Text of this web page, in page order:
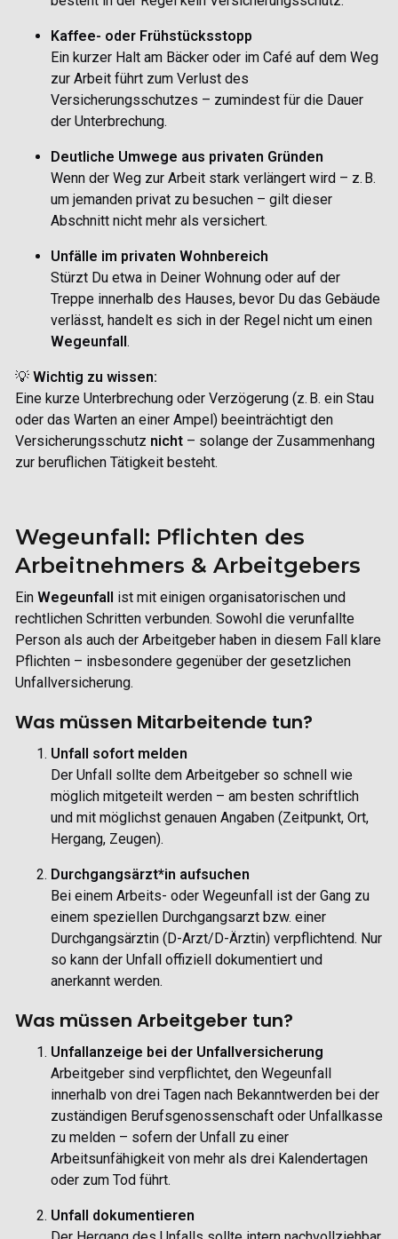
Kaffee- oder Frühstücksstopp
Ein kurzer Halt am Bäcker oder im Café auf dem Weg
zur Arbeit führt zum Verlust des
Versicherungsschutzes – zumindest für die Dauer
der Unterbrechung.
Deutliche Umwege aus privaten Gründen
Wenn der Weg zur Arbeit stark verlängert wird – z. B.
um jemanden privat zu besuchen – gilt dieser
Abschnitt nicht mehr als versichert.
Unfälle im privaten Wohnbereich
Stürzt Du etwa in Deiner Wohnung oder auf der
Treppe innerhalb des Hauses, bevor Du das Gebäude
verlässt, handelt es sich in der Regel nicht um einen
Wegeunfall.
💡 Wichtig zu wissen:
Eine kurze Unterbrechung oder Verzögerung (z. B. ein Stau
oder das Warten an einer Ampel) beeinträchtigt den
Versicherungsschutz nicht – solange der Zusammenhang
zur beruflichen Tätigkeit besteht.
Wegeunfall: Pflichten des
Arbeitnehmers & Arbeitgebers
Ein Wegeunfall ist mit einigen organisatorischen und
rechtlichen Schritten verbunden. Sowohl die verunfallte
Person als auch der Arbeitgeber haben in diesem Fall klare
Pflichten – insbesondere gegenüber der gesetzlichen
Unfallversicherung.
Was müssen Mitarbeitende tun?
Unfall sofort melden
Der Unfall sollte dem Arbeitgeber so schnell wie
möglich mitgeteilt werden – am besten schriftlich
und mit möglichst genauen Angaben (Zeitpunkt, Ort,
Hergang, Zeugen).
Durchgangsärzt*in aufsuchen
Bei einem Arbeits- oder Wegeunfall ist der Gang zu
einem speziellen Durchgangsarzt bzw. einer
Durchgangsärztin (D-Arzt/D-Ärztin) verpflichtend. Nur
so kann der Unfall offiziell dokumentiert und
anerkannt werden.
Was müssen Arbeitgeber tun?
Unfallanzeige bei der Unfallversicherung
Arbeitgeber sind verpflichtet, den Wegeunfall
innerhalb von drei Tagen nach Bekanntwerden bei der
zuständigen Berufsgenossenschaft oder Unfallkasse
zu melden – sofern der Unfall zu einer
Arbeitsunfähigkeit von mehr als drei Kalendertagen
oder zum Tod führt.
Unfall dokumentieren